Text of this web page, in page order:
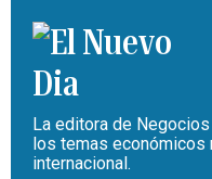
La editora de
los temas económicos
internacional.